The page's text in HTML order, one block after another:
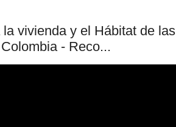
vivienda y el Hábitat de las
- Reco...